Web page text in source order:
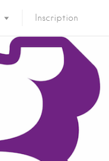
Inscription